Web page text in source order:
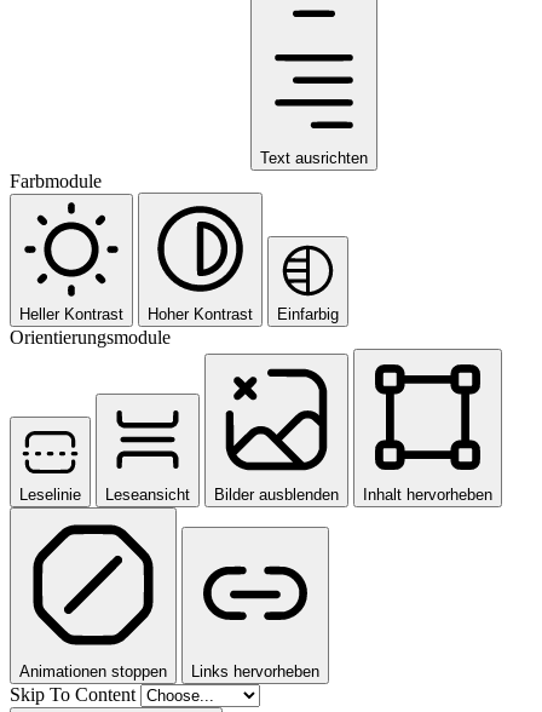
Text ausrichten
Farbmodule
Heller Kontrast Hoher Kontrast Einfarbig
Orientierungsmodule
Leselinie Leseansicht Bilder ausblenden Inhalt hervorheben
Animationen stoppen Links hervorheben
Skip To Content